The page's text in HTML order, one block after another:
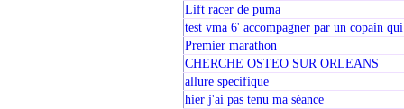
Lift racer de puma
test vma 6' accompagner par un copain
Premier marathon
CHERCHE OSTEO SUR ORLEANS
allure specifique
hier j'ai pas tenu ma séance